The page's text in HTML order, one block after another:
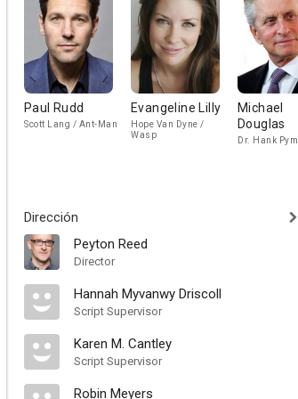
Paul Rudd
Scott Lang / Ant-Man
Evangeline Lilly
Hope Van Dyne /
Wasp
Michael
Douglas
Dr. Hank Pym
Dirección
Peyton Reed
Director
Hannah Myvanwy Driscoll
Script Supervisor
Karen M. Cantley
Script Supervisor
Robin Meyers